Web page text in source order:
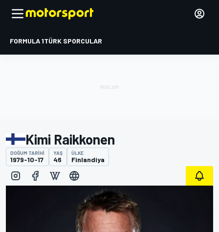
FORMULA 1TÜRK SPORCULAR
Kimi Raikkonen
DOĞUM TARIHI
1979-10-17
YAŞ
46
ÜLKE
Finlandiya